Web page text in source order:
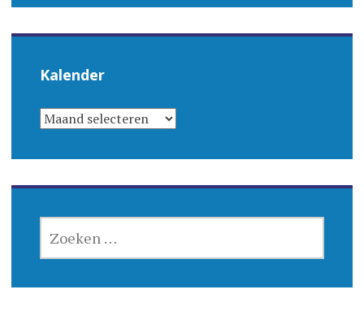
Kalender
KALENDER
NAAR: